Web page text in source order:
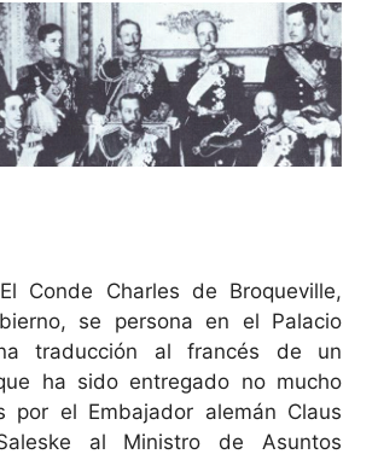
El Conde Charles de Broqueville,
se persona en el Palacio
traducción al francés de un
ha sido entregado no mucho
por el Embajador alemán Claus
al Ministro de Asuntos